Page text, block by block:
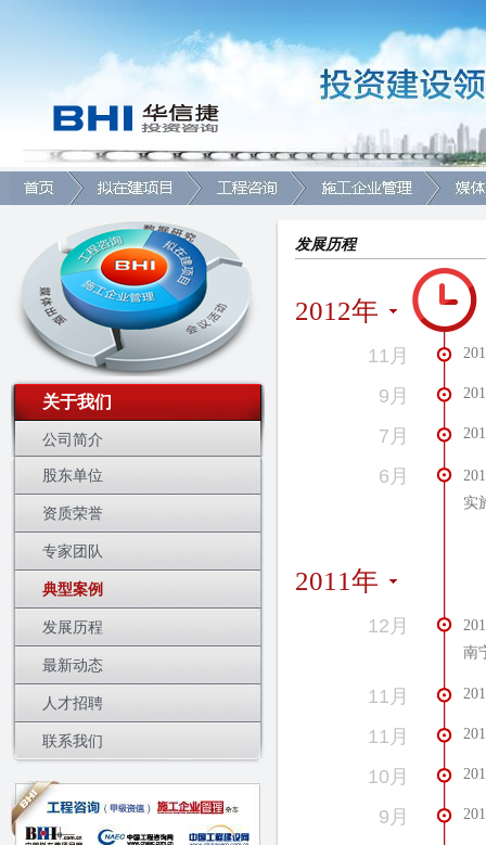
关于我们
公司简介
股东单位
资质荣誉
专家团队
典型案例
发展历程
最新动态
人才招聘
联系我们
发展历程
2012年
11月
9月
7月
6月
实
2011年
12月
南
11月
11月
10月
9月